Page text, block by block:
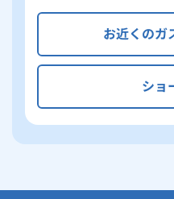
お近くのガ
ショ